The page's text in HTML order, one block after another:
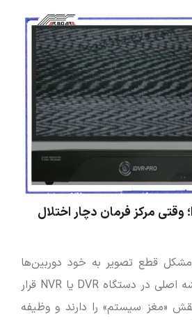
مشکلات DVR/NVR؛ وقتی مرکز فرمان دچار اختلال
مشکل قطع تصویر به خود دوربین‌ها
مربوط نیست؛ بلکه ریشه اصلی در دستگاه DVR یا NVR قرار
«مغز سیستم» را دارند و وظیفه